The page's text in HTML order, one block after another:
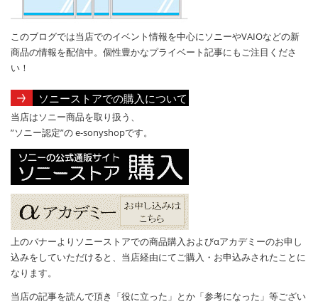
このブログでは当店でのイベント情報を中心にソニーやVAIOなどの新
商品の情報を配信中。個性豊かなプライベート記事にもご注目くださ
い！
ソニーストアでの購入について
当店はソニー商品を取り扱う、
”ソニー認定”の e-sonyshopです。
上のバナーよりソニーストアでの商品購入およびαアカデミーのお申し
込みをしていただけると、当店経由にてご購入・お申込みされたことに
なります。
当店の記事を読んで頂き「役に立った」とか「参考になった」等ござい